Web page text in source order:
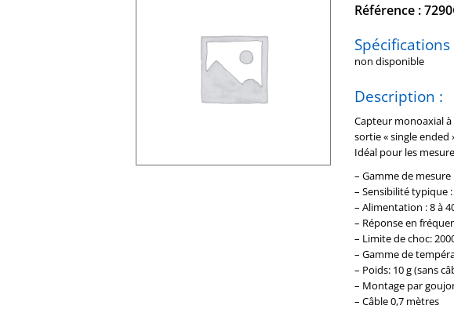
Référence :
non disponible
Description :
Capteur monoaxial à
sortie « single
Idéal pour les
– Gamme de mesure
– Sensibilité typique
– Alimentation : 8 à
– Réponse en
– Limite de choc:
– Gamme de
– Poids: 10 g (sans
– Montage par
– Câble 0,7 mètres